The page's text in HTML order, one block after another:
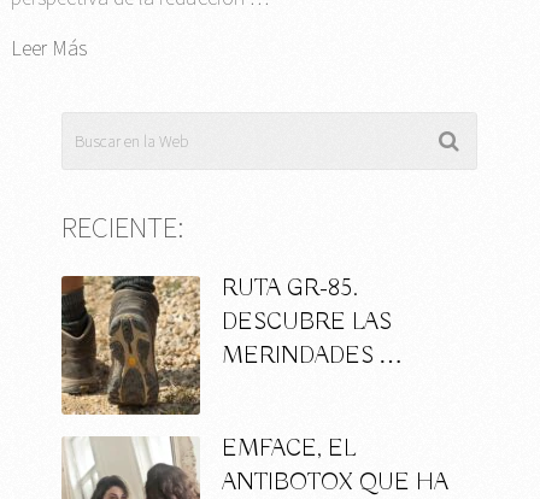
Leer Más
RECIENTE:
RUTA GR-85.
DESCUBRE LAS
MERINDADES …
EMFACE, EL
ANTIBOTOX QUE HA